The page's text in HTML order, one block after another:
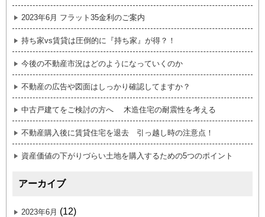
2023年6月 フラット35金利のご案内
持ち家vs賃貸は圧倒的に『持ち家』が得？！
今後の不動産市況はどのようになっていくのか
不動産の広告や図面はしっかり確認してますか？
中古戸建てをご検討の方へ 木造住宅の耐震性を考える
不動産購入後に賃貸住宅を退去 引っ越し時の注意点！
資産価値の下がりづらい土地を購入するための5つのポイント
アーカイブ
2023年6月 (12)